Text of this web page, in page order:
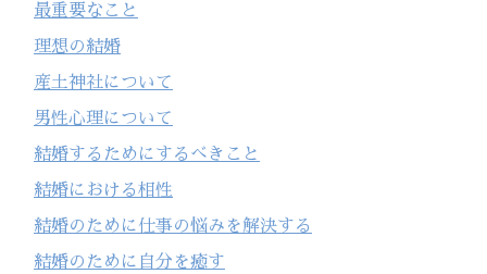
最重要なこと
理想の結婚
産土神社について
男性心理について
結婚するためにするべきこと
結婚における相性
結婚のために仕事の悩みを解決する
結婚のために自分を癒す